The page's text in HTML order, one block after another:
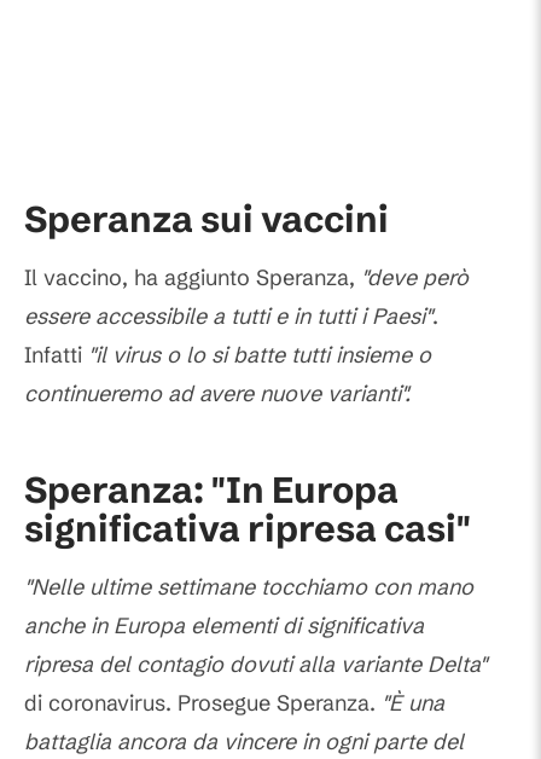
Speranza sui vaccini
Il vaccino, ha aggiunto Speranza, "deve però
essere accessibile a tutti e in tutti i Paesi".
Infatti "il virus o lo si batte tutti insieme o
continueremo ad avere nuove varianti".
Speranza: "In Europa
significativa ripresa casi"
"Nelle ultime settimane tocchiamo con mano
anche in Europa elementi di significativa
ripresa del contagio dovuti alla variante Delta"
di coronavirus. Prosegue Speranza. "È una
battaglia ancora da vincere in ogni parte del